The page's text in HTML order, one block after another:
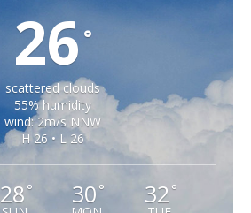
26 °
scattered clouds
55% humidity
wind: 2m/s NNW
H 26 • L 26
28 ° 30° 32 °